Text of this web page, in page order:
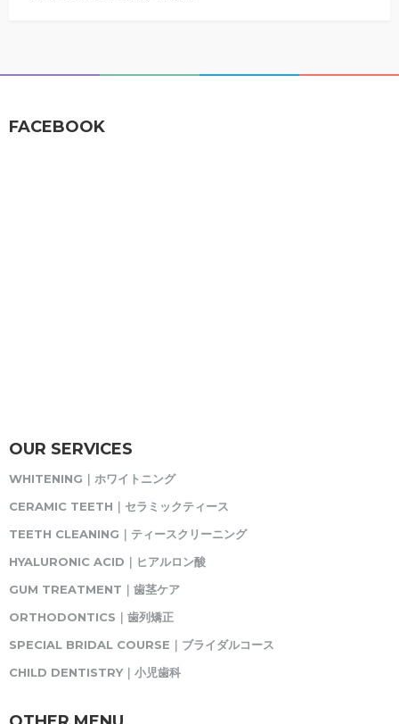
FACEBOOK
OUR SERVICES
WHITENING｜ホワイトニング
CERAMIC TEETH｜セラミックティース
TEETH CLEANING｜ティースクリーニング
HYALURONIC ACID｜ヒアルロン酸
GUM TREATMENT｜歯茎ケア
ORTHODONTICS｜歯列矯正
SPECIAL BRIDAL COURSE｜ブライダルコース
CHILD DENTISTRY｜小児歯科